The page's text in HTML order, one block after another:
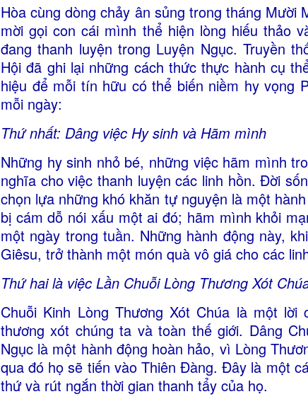
Hòa cùng dòng chảy ân sủng trong tháng Mười
mời gọi con cái mình thể hiện lòng hiếu thảo
đang thanh luyện trong Luyện Ngục. Truyền
Hội đã ghi lại những cách thức thực hành cụ
hiệu để mỗi tín hữu có thể biến niềm hy vọng
mỗi ngày:
Thứ nhất: Dâng việc Hy sinh và Hãm mình
Những hy sinh nhỏ bé, những việc hãm mình
nghĩa cho việc thanh luyện các linh hồn. Đời
chọn lựa những khó khăn tự nguyện là một
bị cám dỗ nói xấu một ai đó; hãm mình khỏi
một ngày trong tuần. Những hành động này,
Giêsu, trở thành một món quà vô giá cho các
Thứ hai là việc Lần Chuỗi Lòng Thương Xót
Chuỗi Kinh Lòng Thương Xót Chúa là một
thương xót chúng ta và toàn thế giới. Dâng
Ngục là một hành động hoàn hảo, vì Lòng
qua đó họ sẽ tiến vào Thiên Đàng. Đây là một
thứ và rút ngắn thời gian thanh tẩy của họ.